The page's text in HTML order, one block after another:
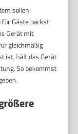
sollen
Gäste backst
Gerät mit
gleichmäßig
ist, hält das Gerät
So bekommst